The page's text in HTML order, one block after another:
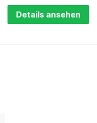
Details ansehen